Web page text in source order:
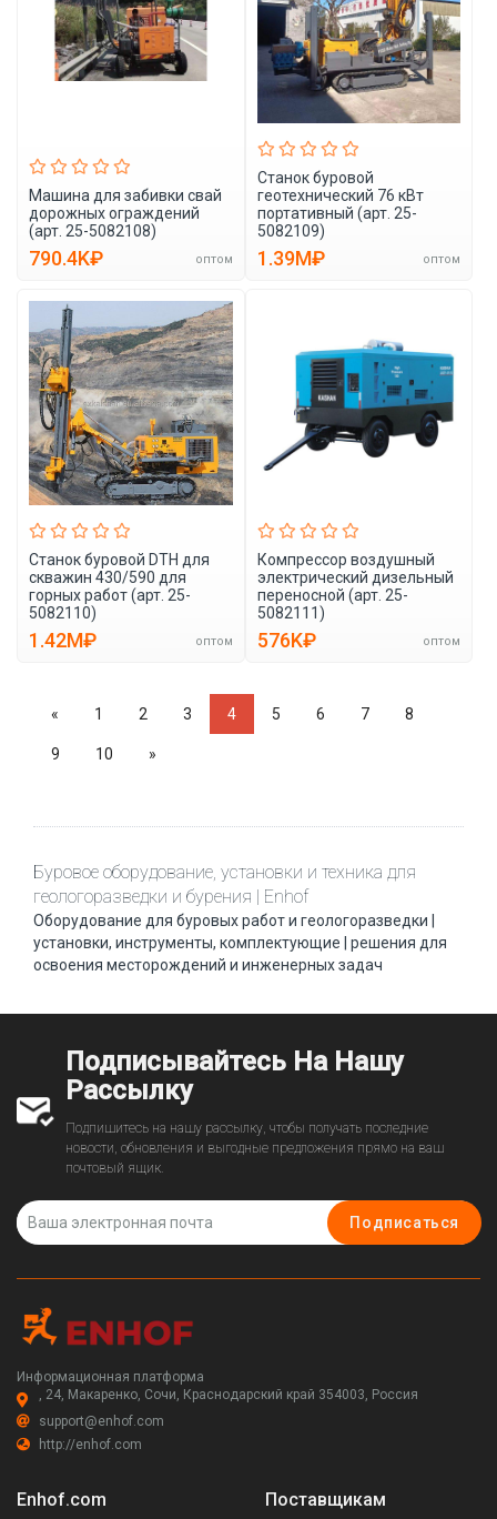
Машина для забивки свай
дорожных ограждений
(арт. 25-5082108)
790.4K₽ оптом
Станок буровой
геотехнический 76 кВт
портативный (арт. 25-
5082109)
1.39M₽ оптом
Станок буровой DTH для
скважин 430/590 для
горных работ (арт. 25-
5082110)
1.42M₽ оптом
Компрессор воздушный
электрический дизельный
переносной (арт. 25-
5082111)
576K₽ оптом
« 1 2 3 4 5 6 7 8
9 10 »
Буровое оборудование, установки и техника для
геологоразведки и бурения | Enhof
Оборудование для буровых работ и геологоразведки |
установки, инструменты, комплектующие | решения для
освоения месторождений и инженерных задач
Подписывайтесь На Нашу
Рассылку
Подпишитесь на нашу рассылку, чтобы получать последние
новости, обновления и выгодные предложения прямо на ваш
почтовый ящик.
Подписаться
Информационная платформа
, 24, Макаренко, Сочи, Краснодарский край 354003, Россия
support@enhof.com
http://enhof.com
Enhof.com Поставщикам